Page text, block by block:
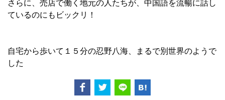
さらに、売店で働く地元の人たちが、中国語を流暢に話し
ているのにもビックリ！
自宅から歩いて１５分の忍野八海、まるで別世界のようで
した